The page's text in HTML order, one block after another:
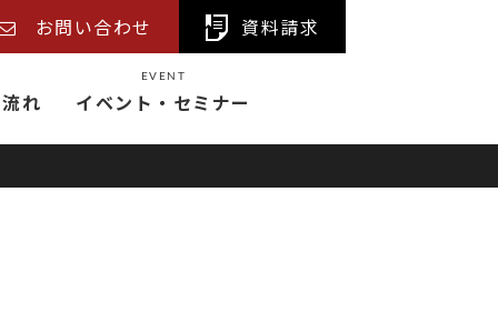
お問い合わせ 資料請求
れ イベント・セミナー
EVENT